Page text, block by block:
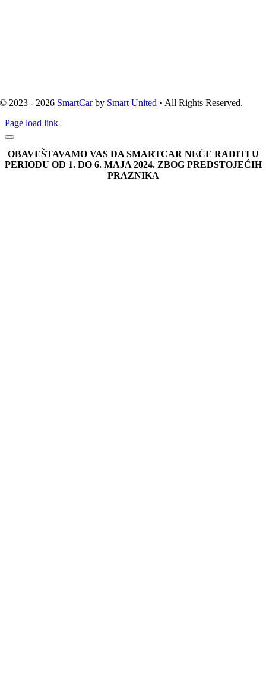
© 2023 - 2026 SmartCarby Smart United • All Rights Reserved.
Page load link
OBAVEŠTAVAMO VAS DA SMARTCAR NEĆE RADITI U
PERIODU OD 1. DO 6. MAJA 2024. ZBOG PREDSTOJEĆIH
PRAZNIKA